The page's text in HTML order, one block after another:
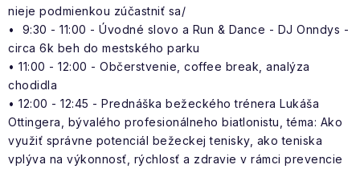
nieje podmienkou zúčastniť sa/
• 9:30 - 11:00 - Úvodné slovo a Run & Dance - DJ Onndys -
circa 6k beh do mestského parku
• 11:00 - 12:00 - Občerstvenie, coffee break, analýza
chodidla
• 12:00 - 12:45 - Prednáška bežeckého trénera Lukáša
Ottingera, bývalého profesionálneho biatlonistu, téma: Ako
využiť správne potenciál bežeckej tenisky, ako teniska
vplýva na výkonnosť, rýchlosť a zdravie v rámci prevencie